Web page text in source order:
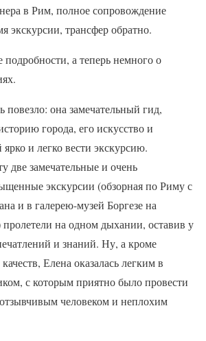
в Рим, полное сопровождение
экскурсии, трансфер обратно.
подробности, а теперь немного о
она замечательный гид,
города, его искусство и
и легко вести экскурсию.
две замечательные и очень
экскурсии (обзорная по Риму с
и в галерею-музей Боргезе на
на одном дыхании, оставив у
и знаний. Ну, а кроме
Елена оказалась легким в
с которым приятно было провести
человеком и неплохим